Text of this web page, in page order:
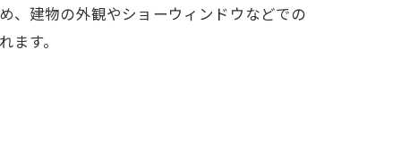
、建物の外観やショーウィンドウなどでの
す。